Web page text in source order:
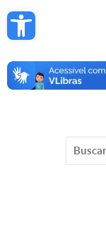
Open toolbar